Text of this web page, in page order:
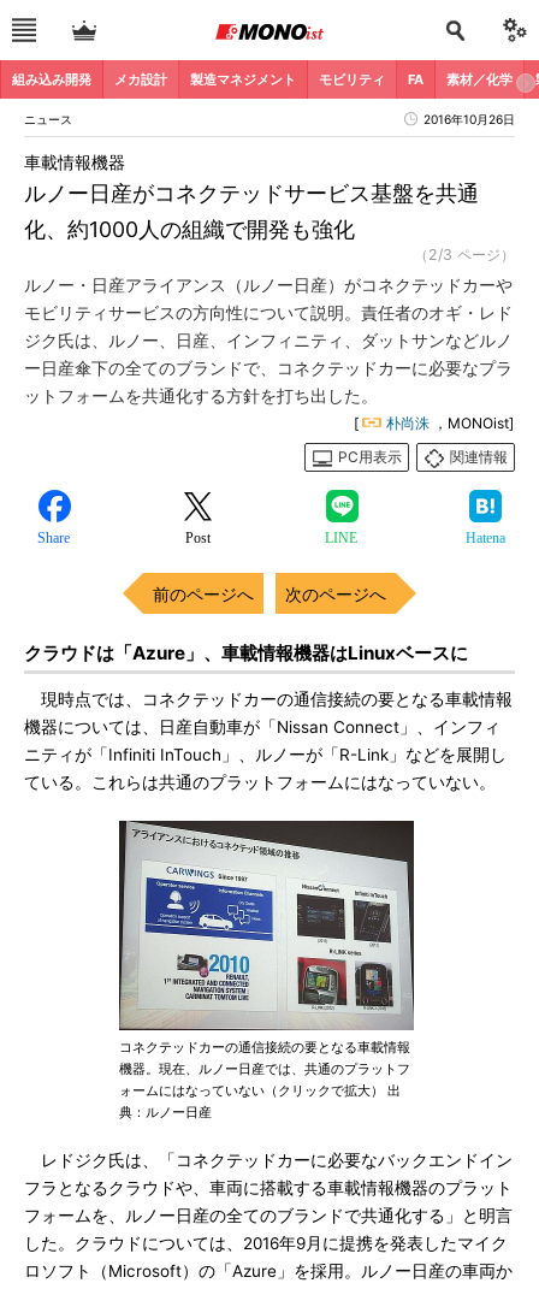
組み込み開発 メカ設計 製造マネジメント モビリティ FA 素材／化学
ニュース 2016年10月26日
ルノー日産がコネクテッドサービス基盤を共通
化、約1000人の組織で開発も強化
車載情報機器
（2/3 ページ）
ルノー・日産アライアンス（ルノー日産）がコネクテッドカーや
モビリティサービスの方向性について説明。責任者のオギ・レド
ジク氏は、ルノー、日産、インフィニティ、ダットサンなどルノ
ー日産傘下の全てのブランドで、コネクテッドカーに必要なプラ
ットフォームを共通化する方針を打ち出した。
[ 朴尚洙 ，MONOist]
PC用表示
関連情報
Share Post LINE Hatena
前のページへ 次のページへ
クラウドは「Azure」、車載情報機器はLinuxベースに
現時点では、コネクテッドカーの通信接続の要となる車載情報
機器については、日産自動車が「Nissan Connect」、インフィ
ニティが「Infiniti InTouch」、ルノーが「R-Link」などを展開し
ている。これらは共通のプラットフォームにはなっていない。
コネクテッドカーの通信接続の要となる車載情報
機器。現在、ルノー日産では、共通のプラットフ
ォームにはなっていない（クリックで拡大） 出
典：ルノー日産
レドジク氏は、「コネクテッドカーに必要なバックエンドイン
フラとなるクラウドや、車両に搭載する車載情報機器のプラット
フォームを、ルノー日産の全てのブランドで共通化する」と明言
した。クラウドについては、2016年9月に提携を発表したマイク
ロソフト（Microsoft）の「Azure」を採用。ルノー日産の車両か